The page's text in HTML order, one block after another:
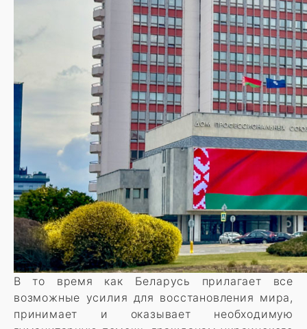
В то время как Беларусь прилагает все
возможные усилия для восстановления мира,
принимает и оказывает необходимую